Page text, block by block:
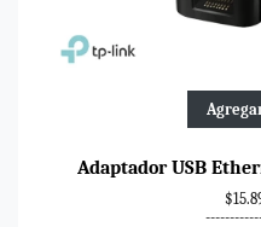
Adaptador USB